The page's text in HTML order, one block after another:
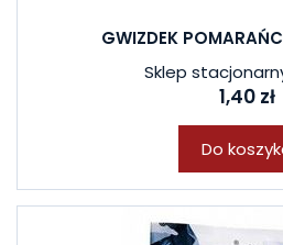
GWIZDEK
Sklep
1,40 zł
Do